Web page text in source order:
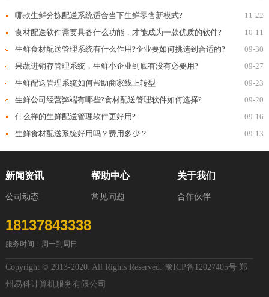
11-22
哪款生鲜分拣配送系统适合当下生鲜零售新模式?
10-11
食材配送软件需要具备什么功能，才能成为一款优质的软件?
09-30
生鲜食材配送管理系统有什么作用?企业要如何挑选到合适的?
09-27
果蔬进销存管理系统，生鲜小企业到底有没有必要用?
09-23
生鲜配送管理系统如何帮助商家线上转型
09-20
生鲜公司经营弊端有哪些?食材配送管理软件如何选择?
09-16
什么样的生鲜配送管理软件更好用?
09-13
生鲜食材配送系统好用吗？费用多少？
新闻资讯
公司动态
帮助中心
常见问题
关于我们
合作伙伴
18137843338
服务时间：周一到周日
Copyright © 2013-2020. All Rights Reserved. 豫ICP备12027405号郑
州易科计算机服务有限公司